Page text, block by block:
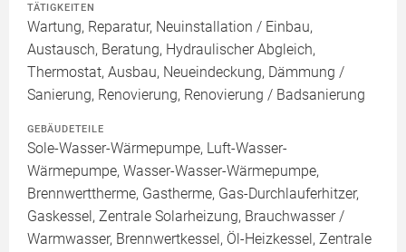
TÄTIGKEITEN
Wartung, Reparatur, Neuinstallation / Einbau,
Austausch, Beratung, Hydraulischer Abgleich,
Thermostat, Ausbau, Neueindeckung, Dämmung /
Sanierung, Renovierung, Renovierung / Badsanierung
GEBÄUDETEILE
Sole-Wasser-Wärmepumpe, Luft-Wasser-
Wärmepumpe, Wasser-Wasser-Wärmepumpe,
Brennwerttherme, Gastherme, Gas-Durchlauferhitzer,
Gaskessel, Zentrale Solarheizung, Brauchwasser /
Warmwasser, Brennwertkessel, Öl-Heizkessel, Zentrale